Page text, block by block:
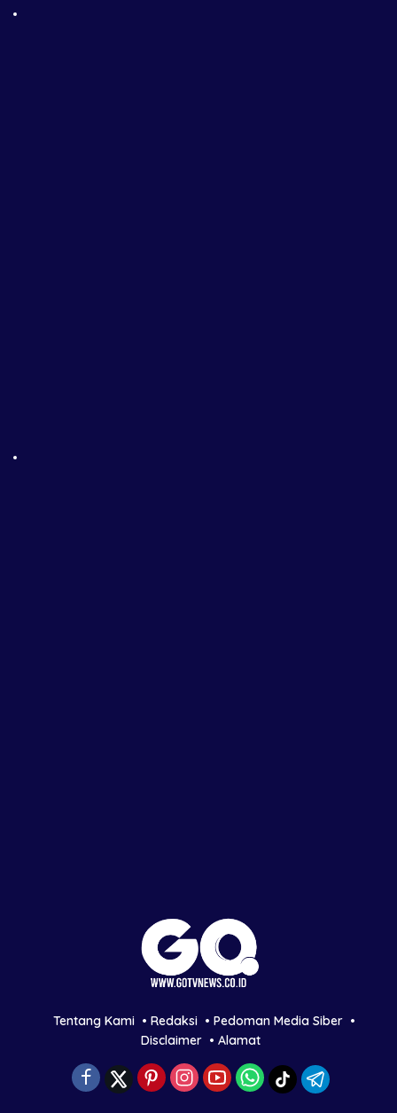
Tentang Kami Redaksi
Pedoman Media Siber
Disclaimer
Alamat